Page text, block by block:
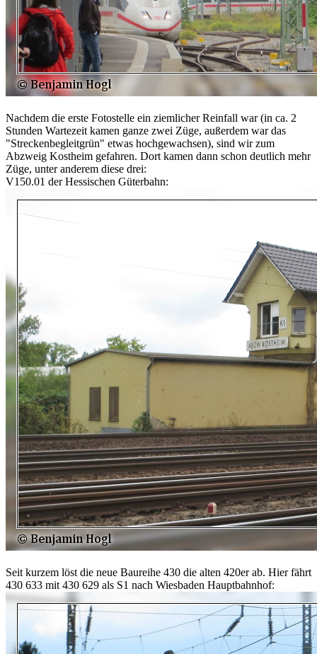
Nachdem die erste Fotostelle ein ziemlicher Reinfall war (in ca. 2
Stunden Wartezeit kamen ganze zwei Züge, außerdem war das
"Streckenbegleitgrün" etwas hochgewachsen), sind wir zum
Abzweig Kostheim gefahren. Dort kamen dann schon deutlich mehr
Züge, unter anderem diese drei:
V150.01 der Hessischen Güterbahn:
Seit kurzem löst die neue Baureihe 430 die alten 420er ab. Hier fährt
430 633 mit 430 629 als S1 nach Wiesbaden Hauptbahnhof: